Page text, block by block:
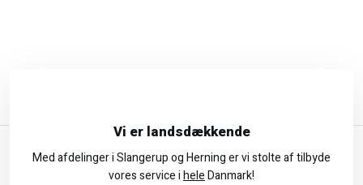
Vi er landsdækkende
Med afdelinger i Slangerup og Herning er vi stolte af tilbyde
vores service iheleDanmark!